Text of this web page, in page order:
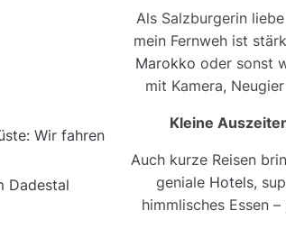
Wir fahren
Dadestal
Als Salzburgerin
mein Fernweh ist
Marokko oder sonst
mit Kamera,
Kleine
Auch kurze Reisen
geniale Hotels,
himmlisches Essen